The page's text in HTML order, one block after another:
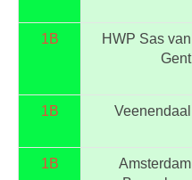
1B
HWP Sas van
Gent
1B Veenendaal
1B
Amsterdam